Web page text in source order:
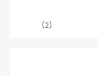
(2)